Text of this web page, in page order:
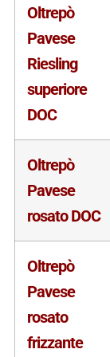
Oltrepò
Pavese
Riesling
superiore
DOC
Oltrepò
Pavese
rosato DOC
Oltrepò
Pavese
rosato
frizzante